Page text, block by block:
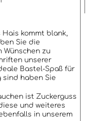
kommt blank,
Sie die
Wünschen zu
unserer
Bastel-Spaß für
sind haben Sie
ist Zuckerguss
und weiteres
in unserem